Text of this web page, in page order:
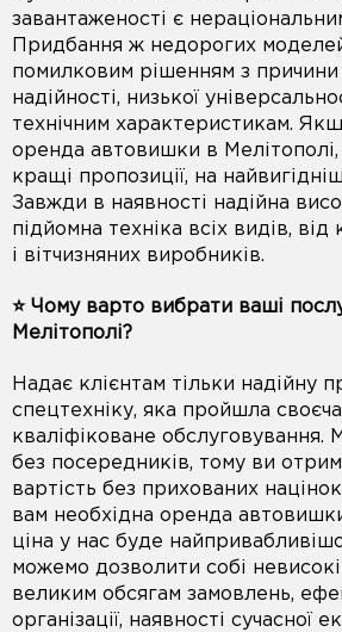
завантаженості є
Придбання ж недорогих
помилковим рішенням з причини
надійності, низької
технічним характеристикам.
оренда автовишки в
кращі пропозиції, на
Завжди в наявності надійна
підйомна техніка всіх видів,
і вітчизняних виробників.
⭐️ Чому варто вибрати ваші
Мелітополі?
Надає клієнтам тільки надійну
спецтехніку, яка пройшла
кваліфіковане
без посередників, тому ви
вартість без прихованих
вам необхідна оренда
ціна у нас буде
можемо дозволити собі
великим обсягам замовлень,
організації, наявності сучасної